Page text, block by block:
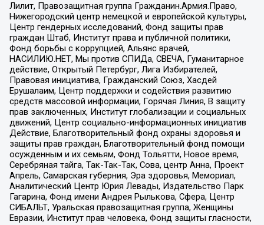
Лилит, Правозащитная группа Гражданин.Армия.Право,
Нижегородский центр немецкой и европейской культуры,
Центр гендерных исследований, Фонд защиты прав
граждан Штаб, Институт права и публичной политики,
Фонд борьбы с коррупцией, Альянс врачей,
НАСИЛИЮ.НЕТ, Мы против СПИДа, СВЕЧА, Гуманитарное
действие, Открытый Петербург, Лига Избирателей,
Правовая инициатива, Гражданский Союз, Хасдей
Ерушалаим, Центр поддержки и содействия развитию
средств массовой информации, Горячая Линия, В защиту
прав заключенных, Институт глобализации и социальных
движений, Центр социально-информационных инициатив
Действие, Благотворительный фонд охраны здоровья и
защиты прав граждан, Благотворительный фонд помощи
осужденным и их семьям, Фонд Тольятти, Новое время,
Серебряная тайга, Так-Так-Так, Сова, центр Анна, Проект
Апрель, Самарская губерния, Эра здоровья, Мемориал,
Аналитический Центр Юрия Левады, Издательство Парк
Гагарина, Фонд имени Андрея Рылькова, Сфера, Центр
СИБАЛЬТ, Уральская правозащитная группа, Женщины
Евразии, Институт прав человека, Фонд защиты гласности,